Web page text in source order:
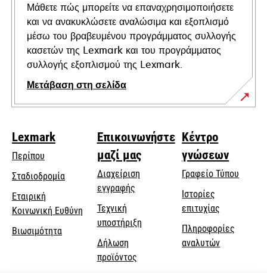
Μάθετε πώς μπορείτε να επαναχρησιμοποιήσετε
και να ανακυκλώσετε αναλώσιμα και εξοπλισμό
μέσω του βραβευμένου προγράμματος συλλογής
κασετών της Lexmark και του προγράμματος
συλλογής εξοπλισμού της Lexmark.
Μετάβαση στη σελίδα
Lexmark
Περίπου
Σταδιοδρομία
Εταιρική
Κοινωνική Ευθύνη opens
new
Βιωσιμότητα
Επικοινωνήστε
μαζί μας
Διαχείριση
εγγραφής
Τεχνική
υποστήριξηopens
Δήλωση
προϊόντος
Κέντρο
γνώσεων
Γραφείο Τύπου
Ιστορίες
επιτυχίας
Πληροφορίες
αναλυτών